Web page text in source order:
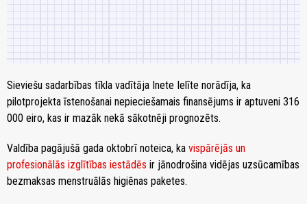
Sieviešu sadarbības tīkla vadītāja Inete Ielīte norādīja, ka
pilotprojekta īstenošanai nepieciešamais finansējums ir aptuveni 316
000 eiro, kas ir mazāk nekā sākotnēji prognozēts.
Valdība pagājušā gada oktobrī noteica, ka vispārējās un
profesionālās izglītības iestādēs ir jānodrošina vidējas uzsūcamības
bezmaksas menstruālās higiēnas paketes.